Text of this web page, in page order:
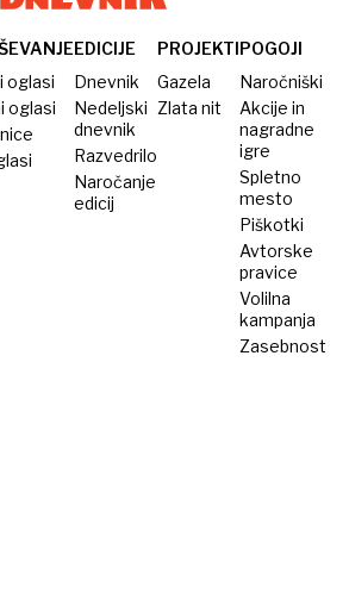
oglasi
oglasi
EDICIJE
Dnevnik
Nedeljski
dnevnik
Razvedrilo
Naročanje
edicij
PROJEKTI
Gazela
Zlata nit
POGOJI
Naročniški
Akcije in
nagradne
igre
Spletno
mesto
Piškotki
Avtorske
pravice
Volilna
kampanja
Zasebnost